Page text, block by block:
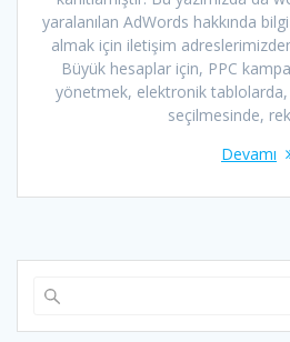
yaralanılan AdWords hakkında
almak için iletişim
Büyük hesaplar için, PPC
yönetmek, elektronik
seçilmesinde,
Devamı